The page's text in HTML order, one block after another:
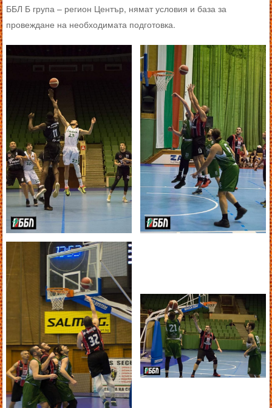
ББЛ Б група – регион Център, нямат условия и база за
провеждане на необходимата подготовка.